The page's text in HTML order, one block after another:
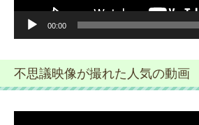
00:00
不思議映像が撮れた人気の動画